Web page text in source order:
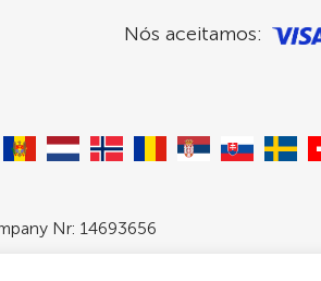
Nós aceitamos:
Nr: 14693656